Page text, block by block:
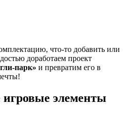
что-то добавить или
доработаем проект
парк» и превратим его в
элементы